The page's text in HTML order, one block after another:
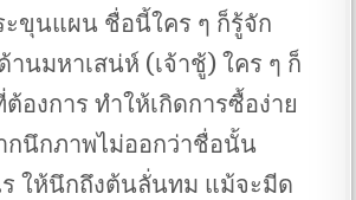
ะขุนแผน ชื่อนี้ใคร ๆ ก็รู้จัก
นมหาเสน่ห์ (เจ้าชู้) ใคร ๆ ก็
องการ ทำให้เกิดการซื้อง่าย
กนึกภาพไม่ออกว่าชื่อนั้น
ให้นึกถึงต้นลั่นทม แม้จะมีด